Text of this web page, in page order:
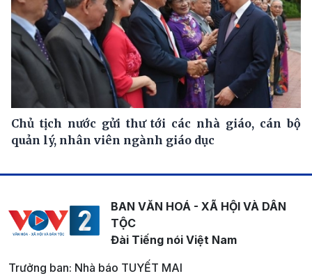
Chủ tịch nước gửi thư tới các nhà giáo, cán bộ
quản lý, nhân viên ngành giáo dục
BAN VĂN HOÁ - XÃ HỘI VÀ DÂN
TỘC
Đài Tiếng nói Việt Nam
Trưởng ban: Nhà báo TUYẾT MAI